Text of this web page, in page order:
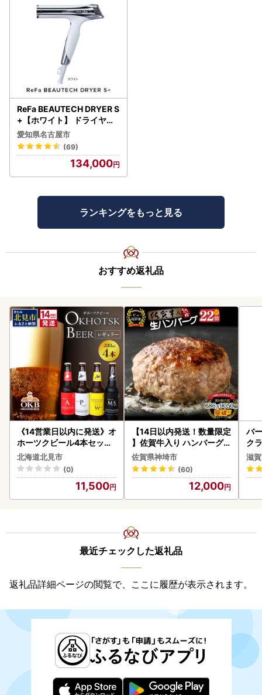
ReFa BEAUTECH DRYER S
+【ホワイト】 ドライヤー
美容 家電 ドライヤー リフ
ァ
愛知県名古屋市
(69)
134,000
ランキングをもっと見る
おすすめ返礼品
《14営業日以内に発送》オ
ホーツクビール4本セット
( 飲料 飲み物 お酒 ビール
クラフトビール 瓶ビール
贈答 ギフト 贈り物 お中元
御中元 お歳暮 御歳暮 お祝
い プレゼント モルトビー
北海道北見市
(0)
11,500
【14日以内発送！数量限定
】佐賀牛入り ハンバーグ 2
2個 2.6kg(120g×22個)(H
083106)
佐賀県神埼市
(60)
12,000
バ
ク
ア
ン
滋
最近チェックした返礼品
返礼品詳細ページの閲覧で、ここに履歴が表示されます。